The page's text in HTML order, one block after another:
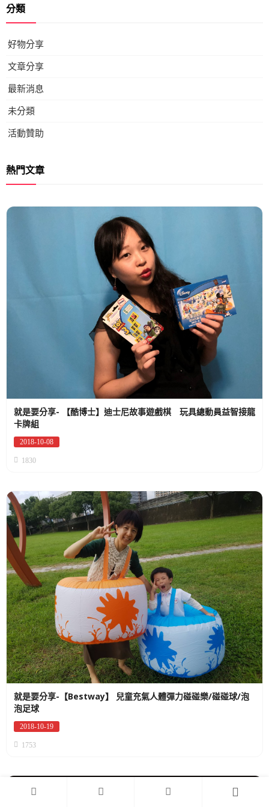
分類
好物分享
文章分享
最新消息
未分類
活動贊助
熱門文章
就是要分享- 【酷博士】迪士尼故事遊戲棋 玩具總動員益智接龍
卡牌組
Posted
2018-10-08
1830
就是要分享-【Bestway】 兒童充氣人體彈力碰碰樂/碰碰球/泡
泡足球
Posted
2018-10-19
1753